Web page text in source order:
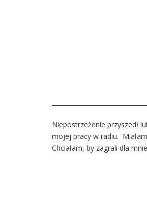
Niepostrzeżenie przyszedł
mojej pracy w radiu.
Chciałam, by zagrali dla